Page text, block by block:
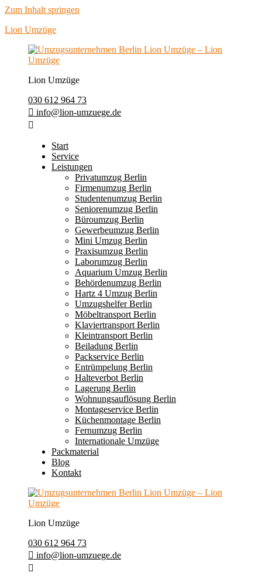
Zum Inhalt springen
Lion Umzüge
Lion Umzüge
030 612 964 73
info@lion-umzuege.de
Start
Service
Leistungen
Privatumzug Berlin
Firmenumzug Berlin
Studentenumzug Berlin
Seniorenumzug Berlin
Büroumzug Berlin
Gewerbeumzug Berlin
Mini Umzug Berlin
Praxisumzug Berlin
Laborumzug Berlin
Aquarium Umzug Berlin
Behördenumzug Berlin
Hartz 4 Umzug Berlin
Umzugshelfer Berlin
Möbeltransport Berlin
Klaviertransport Berlin
Kleintransport Berlin
Beiladung Berlin
Packservice Berlin
Entrümpelung Berlin
Halteverbot Berlin
Lagerung Berlin
Wohnungsauflösung Berlin
Montageservice Berlin
Küchenmontage Berlin
Fernumzug Berlin
Internationale Umzüge
Packmaterial
Blog
Kontakt
Lion Umzüge
030 612 964 73
info@lion-umzuege.de